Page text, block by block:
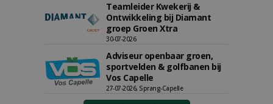
Teamleider Kwekerij &
Ontwikkeling bij Diamant
groep Groen Xtra
30-07-2026
Adviseur openbaar groen,
sportvelden & golfbanen bij
Vos Capelle
27-07-2026, Sprang-Capelle